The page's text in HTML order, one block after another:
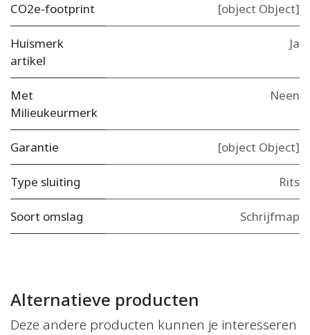
CO2e-footprint [object Object]
Huismerk
artikel
Ja
Met
Milieukeurmerk
Neen
Garantie [object Object]
Type sluiting Rits
Soort omslag Schrijfmap
Alternatieve producten
Deze andere producten kunnen je interesseren